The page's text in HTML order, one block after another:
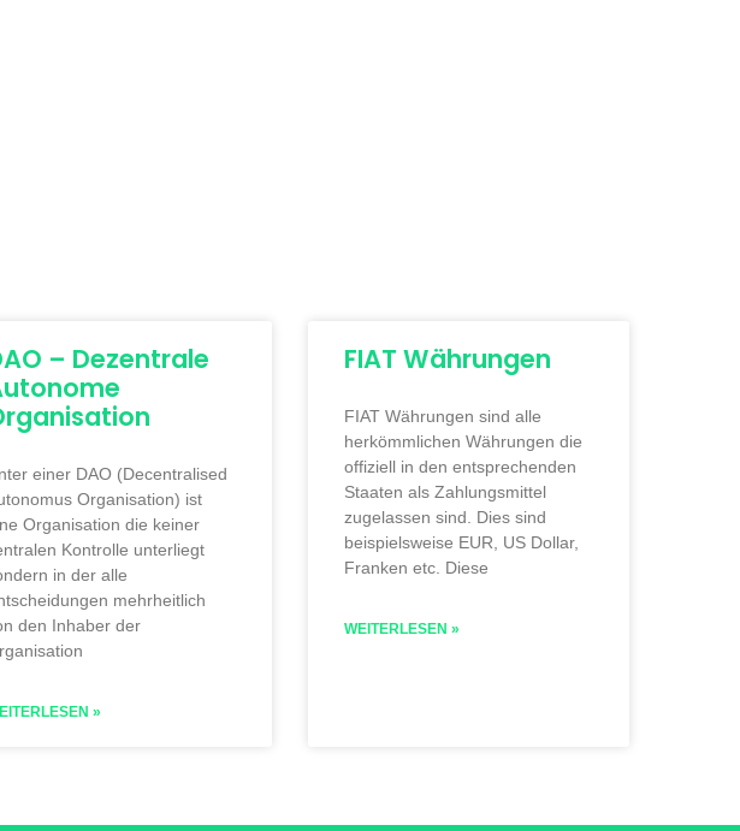
– Dezentrale
einer DAO (Decentralised
Organisation) ist
Organisation die keiner
Kontrolle unterliegt
in der alle
mehrheitlich
den Inhaber der
»
FIAT Währungen
FIAT Währungen sind alle
herkömmlichen Währungen die
offiziell in den entsprechenden
Staaten als Zahlungsmittel
zugelassen sind. Dies sind
beispielsweise EUR, US Dollar,
Franken etc. Diese
WEITERLESEN »